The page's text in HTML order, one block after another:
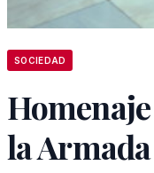
SOCIEDAD
la